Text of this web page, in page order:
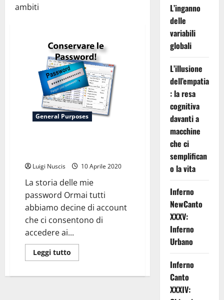
ambiti
General Purposes
Luigi Nuscis 10 Aprile 2020
La storia delle mie
password Ormai tutti
abbiamo decine di account
che ci consentono di
accedere ai...
Leggi tutto
di
Conservare
L’inganno
delle
variabili
globali
L’illusione
dell’empatia
: la resa
cognitiva
davanti a
macchine
che ci
semplifican
o la vita
Inferno
NewCanto
XXXV:
Inferno
Urbano
Inferno
Canto
XXXIV: